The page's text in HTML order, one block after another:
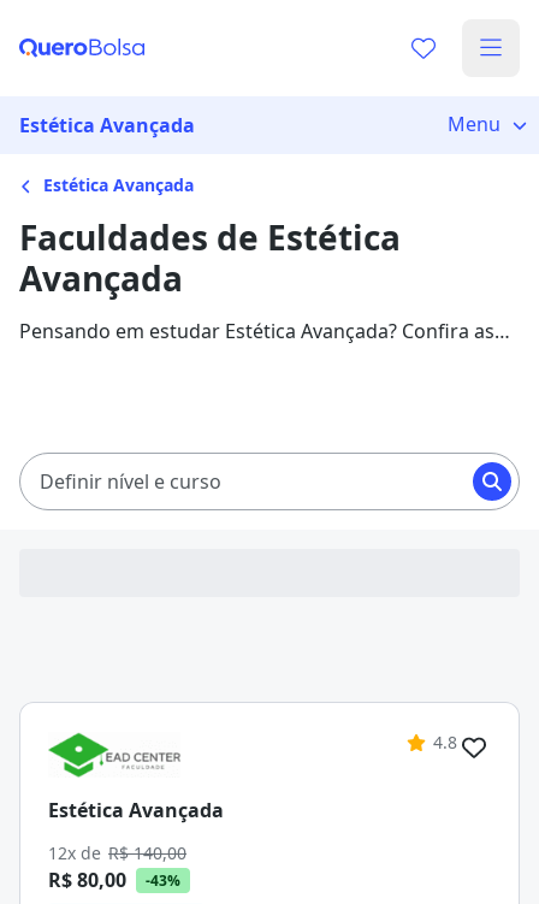
Estética Avançada Menu
Estética Avançada
Faculdades de Estética
Avançada
Pensando em estudar Estética Avançada? Confira as
Definir nível e curso
4.8
Estética Avançada
12x de R$ 140,00
R$ 80,00 -43%